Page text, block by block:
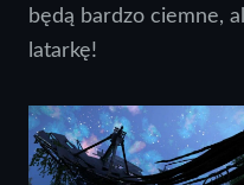
będą bardzo ciemne,
latarkę!